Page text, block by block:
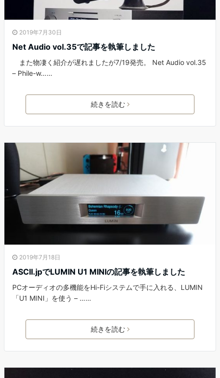
2019年7月30日
Net Audio vol.35で記事を執筆しました
また物凄く紹介が遅れましたが7/19発売。 Net Audio vol.35
– Phile-w……
続きを読む
2019年7月18日
ASCII.jpでLUMIN U1 MINIの記事を執筆しました
PCオーディオの多機能をHi-Fiシステムで手に入れる、LUMIN
「U1 MINI」を使う – ……
続きを読む